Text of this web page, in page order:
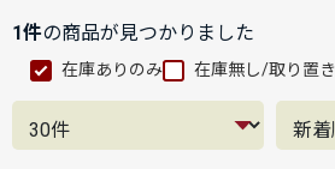
1件の商品が見つかりました
在庫ありのみ 在庫無し/取り置き